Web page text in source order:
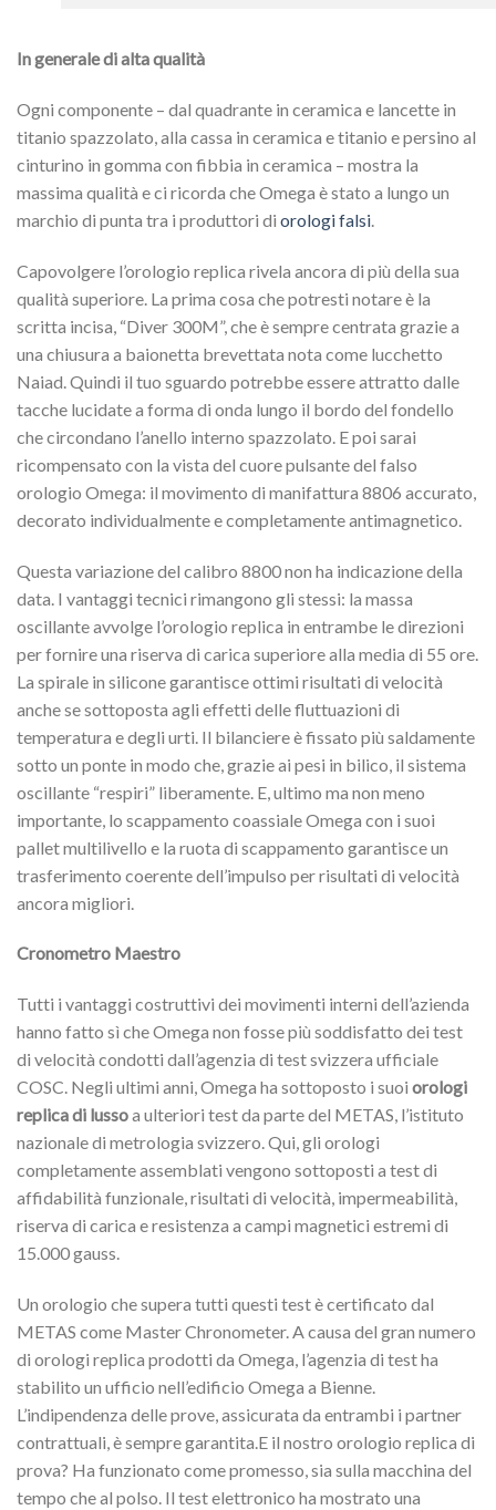
In generale di alta qualità
Ogni componente – dal quadrante in ceramica e lancette in
titanio spazzolato, alla cassa in ceramica e titanio e persino al
cinturino in gomma con fibbia in ceramica – mostra la
massima qualità e ci ricorda che Omega è stato a lungo un
marchio di punta tra i produttori di orologi falsi.
Capovolgere l’orologio replica rivela ancora di più della sua
qualità superiore. La prima cosa che potresti notare è la
scritta incisa, “Diver 300M”, che è sempre centrata grazie a
una chiusura a baionetta brevettata nota come lucchetto
Naiad. Quindi il tuo sguardo potrebbe essere attratto dalle
tacche lucidate a forma di onda lungo il bordo del fondello
che circondano l’anello interno spazzolato. E poi sarai
ricompensato con la vista del cuore pulsante del falso
orologio Omega: il movimento di manifattura 8806 accurato,
decorato individualmente e completamente antimagnetico.
Questa variazione del calibro 8800 non ha indicazione della
data. I vantaggi tecnici rimangono gli stessi: la massa
oscillante avvolge l’orologio replica in entrambe le direzioni
per fornire una riserva di carica superiore alla media di 55 ore.
La spirale in silicone garantisce ottimi risultati di velocità
anche se sottoposta agli effetti delle fluttuazioni di
temperatura e degli urti. Il bilanciere è fissato più saldamente
sotto un ponte in modo che, grazie ai pesi in bilico, il sistema
oscillante “respiri” liberamente. E, ultimo ma non meno
importante, lo scappamento coassiale Omega con i suoi
pallet multilivello e la ruota di scappamento garantisce un
trasferimento coerente dell’impulso per risultati di velocità
ancora migliori.
Cronometro Maestro
Tutti i vantaggi costruttivi dei movimenti interni dell’azienda
hanno fatto sì che Omega non fosse più soddisfatto dei test
di velocità condotti dall’agenzia di test svizzera ufficiale
COSC. Negli ultimi anni, Omega ha sottoposto i suoi orologi
replica di lussoa ulteriori test da parte del METAS, l’istituto
nazionale di metrologia svizzero. Qui, gli orologi
completamente assemblati vengono sottoposti a test di
affidabilità funzionale, risultati di velocità, impermeabilità,
riserva di carica e resistenza a campi magnetici estremi di
15.000 gauss.
Un orologio che supera tutti questi test è certificato dal
METAS come Master Chronometer. A causa del gran numero
di orologi replica prodotti da Omega, l’agenzia di test ha
stabilito un ufficio nell’edificio Omega a Bienne.
L’indipendenza delle prove, assicurata da entrambi i partner
contrattuali, è sempre garantita.E il nostro orologio replica di
prova? Ha funzionato come promesso, sia sulla macchina del
tempo che al polso. Il test elettronico ha mostrato una